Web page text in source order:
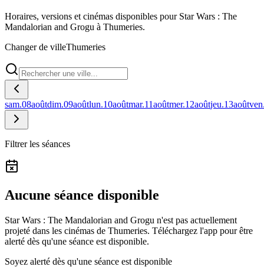
Horaires, versions et cinémas disponibles pour Star Wars : The
Mandalorian and Grogu à Thumeries.
Changer de villeThumeries
sam.08aoûtdim.09aoûtlun.10aoûtmar.11aoûtmer.12aoûtjeu.13août
Filtrer les séances
Aucune séance disponible
Star Wars : The Mandalorian and Grogu n'est pas actuellement
projeté dans les cinémas de Thumeries. Téléchargez l'app pour être
alerté dès qu'une séance est disponible.
Soyez alerté dès qu'une séance est disponible